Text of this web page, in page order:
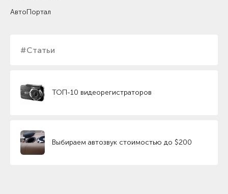
#Статьи
ТОП-10 видеорегистраторов
Выбираем автозвук стоимостью до $200
АвтоПортал